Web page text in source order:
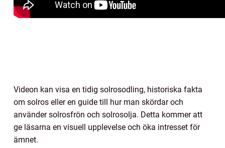
Videon kan visa en tidig solrosodling, historiska fakta
om solros eller en guide till hur man skördar och
använder solrosfrön och solrosolja. Detta kommer att
ge läsarna en visuell upplevelse och öka intresset för
ämnet.